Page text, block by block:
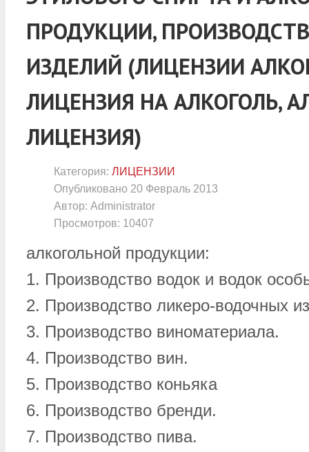
ПРОДУКЦИИ,
ИЗДЕЛИЙ (ЛИЦЕНЗИИ
ЛИЦЕНЗИЯ НА АЛКОГОЛЬ,
ЛИЦЕНЗИЯ)
Категория: ЛИЦЕНЗИИ
Опубликовано 20 Февраль 2013
Автор: Administrator
Просмотров: 10407
алкогольной продукции:
1. Производство водок и водок
2. Производство ликеро-водочных
3. Производство виноматериала.
4. Производство вин.
5. Производство коньяка
6. Производство бренди.
7. Производство пива.